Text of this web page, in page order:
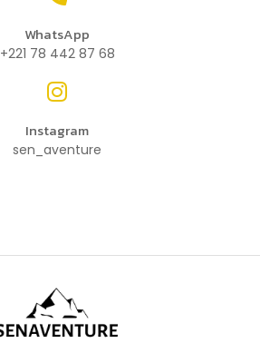
WhatsApp
+221 78 442 87 68
Instagram
sen_aventure